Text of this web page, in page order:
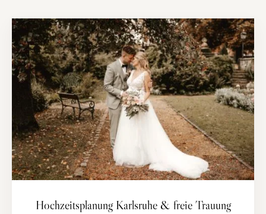
Hochzeitsplanung Karlsruhe & freie Trauung